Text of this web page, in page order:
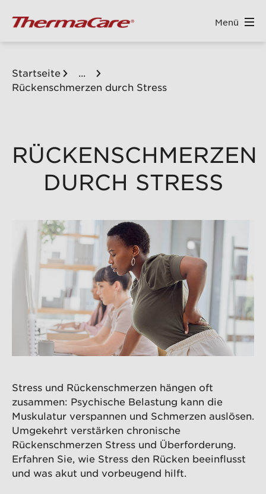
SPRINGEN Menü
Startseite
...
Rückenschmerzen durch Stress
RÜCKENSCHMERZEN
DURCH STRESS
Stress und Rückenschmerzen hängen oft
zusammen: Psychische Belastung kann die
Muskulatur verspannen und Schmerzen auslösen.
Umgekehrt verstärken chronische
Rückenschmerzen Stress und Überforderung.
Erfahren Sie, wie Stress den Rücken beeinflusst
und was akut und vorbeugend hilft.